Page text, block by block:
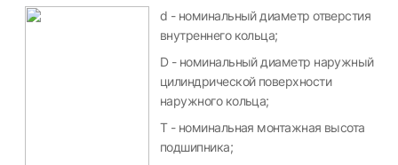
d - номинальный диаметр отверстия
внутреннего кольца;
D - номинальный диаметр наружный
цилиндрической поверхности
наружного кольца;
T - номинальная монтажная высота
подшипника;